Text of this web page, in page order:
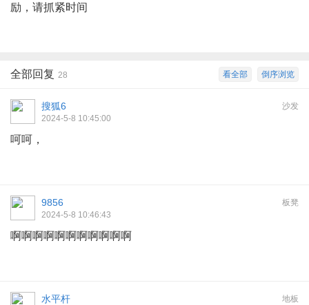
励，请抓紧时间
倒序浏览
看全部
全部回复 28
沙发
搜狐6
2024-5-8 10:45:00
呵呵，
板凳
9856
2024-5-8 10:46:43
啊啊啊啊啊啊啊啊啊啊啊
地板
水平杆